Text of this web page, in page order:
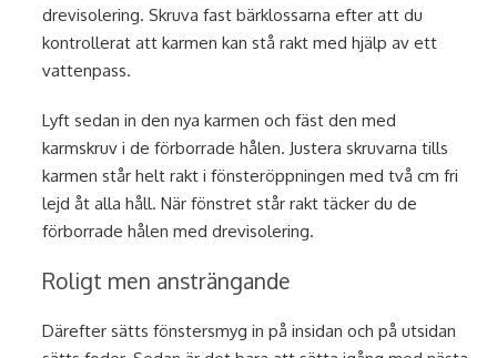
drevisolering. Skruva fast bärklossarna efter att du
kontrollerat att karmen kan stå rakt med hjälp av ett
vattenpass.
Lyft sedan in den nya karmen och fäst den med
karmskruv i de förborrade hålen. Justera skruvarna tills
karmen står helt rakt i fönsteröppningen med två cm fri
lejd åt alla håll. När fönstret står rakt täcker du de
förborrade hålen med drevisolering.
Roligt men ansträngande
Därefter sätts fönstersmyg in på insidan och på utsidan